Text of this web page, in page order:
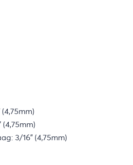
(4,75mm)
3/16” (4,75mm)